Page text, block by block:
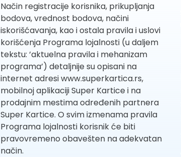
Način registracije korisnika, prikupljanja
bodova, vrednost bodova, načini
iskorišćavanja, kao i ostala pravila i uslovi
korišćenja Programa lojalnosti (u daljem
tekstu: ’aktuelna pravila i mehanizam
programa’) detaljnije su opisani na
internet adresi www.superkartica.rs,
mobilnoj aplikaciji Super Kartice i na
prodajnim mestima određenih partnera
Super Kartice. O svim izmenama pravila
Programa lojalnosti korisnik će biti
pravovremeno obavešten na adekvatan
način.